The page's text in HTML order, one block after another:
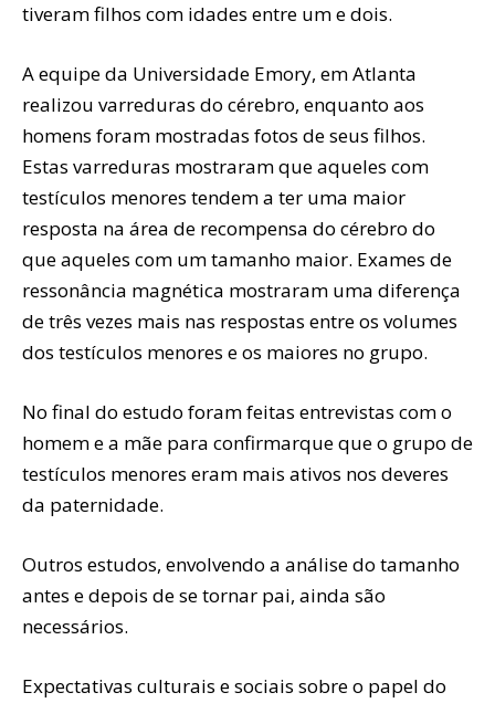
tiveram filhos com idades entre um e dois.
A equipe da Universidade Emory, em Atlanta
realizou varreduras do cérebro, enquanto aos
homens foram mostradas fotos de seus filhos.
Estas varreduras mostraram que aqueles com
testículos menores tendem a ter uma maior
resposta na área de recompensa do cérebro do
que aqueles com um tamanho maior. Exames de
ressonância magnética mostraram uma diferença
de três vezes mais nas respostas entre os volumes
dos testículos menores e os maiores no grupo.
No final do estudo foram feitas entrevistas com o
homem e a mãe para confirmarque que o grupo de
testículos menores eram mais ativos nos deveres
da paternidade.
Outros estudos, envolvendo a análise do tamanho
antes e depois de se tornar pai, ainda são
necessários.
Expectativas culturais e sociais sobre o papel do